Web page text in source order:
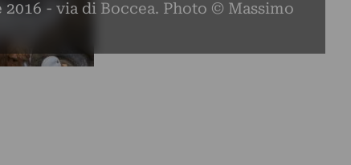
2016 - via di Boccea. Photo © Massimo